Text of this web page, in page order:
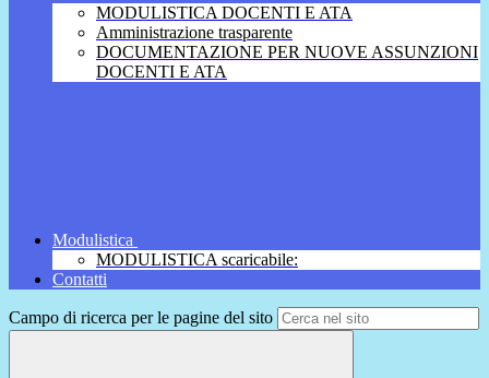
MODULISTICA DOCENTI E ATA
Amministrazione trasparente
DOCUMENTAZIONE PER NUOVE ASSUNZIONI
DOCENTI E ATA
Modulistica
MODULISTICA scaricabile:
Contatti
Campo di ricerca per le pagine del sito